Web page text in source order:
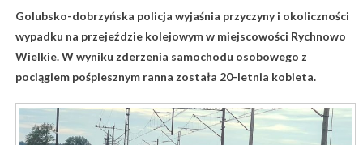
Golubsko-dobrzyńska policja wyjaśnia przyczyny i okoliczności
wypadku na przejeździe kolejowym w miejscowości Rychnowo
Wielkie. W wyniku zderzenia samochodu osobowego z
pociągiem pośpiesznym ranna została 20-letnia kobieta.